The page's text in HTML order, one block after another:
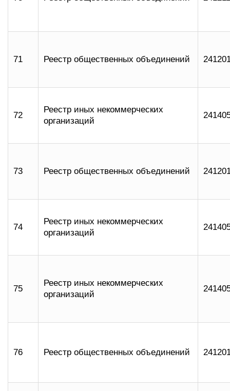
71 Реестр общественных объединений
72
Реестр иных некоммерческих
организаций
73 Реестр общественных объединений
74
Реестр иных некоммерческих
организаций
75
Реестр иных некоммерческих
организаций
76 Реестр общественных объединений